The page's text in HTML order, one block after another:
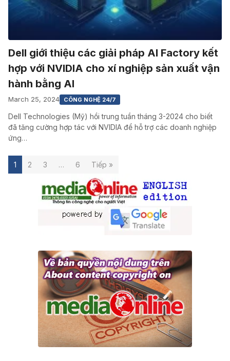
Dell giới thiệu các giải pháp AI Factory kết
hợp với NVIDIA cho xí nghiệp sản xuất vận
hành bằng AI
March 25, 2024 CÔNG NGHỆ 24/7
Dell Technologies (Mỹ) hồi trung tuần tháng 3-2024 cho biết
đã tăng cường hợp tác với NVIDIA để hỗ trợ các doanh nghiệp
ứng…
1 2 3 … 6 Tiếp »